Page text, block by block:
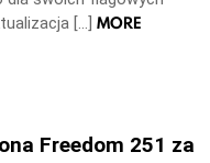
[…] MORE
Freedom 251 za